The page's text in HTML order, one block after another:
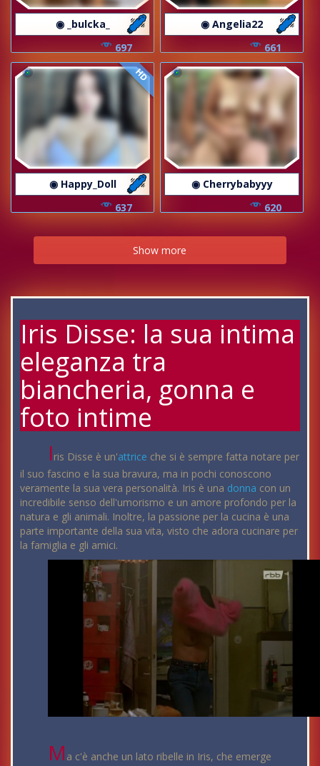
◉ _bulcka_
697
◉ Angelia22
661
HD
◉ Happy_Doll
637
◉ Cherrybabyyy
620
Show more
Iris Disse: la sua intima
eleganza tra
biancheria, gonna e
foto intime
Iris Disse è un'attrice che si è sempre fatta notare per
il suo fascino e la sua bravura, ma in pochi conoscono
veramente la sua vera personalità. Iris è una donna con un
incredibile senso dell'umorismo e un amore profondo per la
natura e gli animali. Inoltre, la passione per la cucina è una
parte importante della sua vita, visto che adora cucinare per
la famiglia e gli amici.
M a c'è anche un lato ribelle in Iris, che emerge